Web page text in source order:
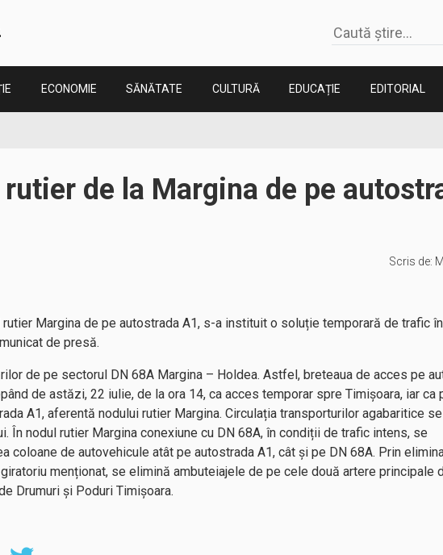
ECONOMIE SĂNĂTATE CULTURĂ EDUCAȚIE EDITORIAL
de la Margina de pe
Scris de:
Margina de pe autostrada A1, s-a instituit o soluție temporară de trafic
de presă.
de pe sectorul DN 68A Margina – Holdea. Astfel, breteaua de acces pe
de astăzi, 22 iulie, de la ora 14, ca acces temporar spre Timișoara, iar ca
A1, aferentă nodului rutier Margina. Circulația transporturilor agabaritice
În nodul rutier Margina conexiune cu DN 68A, în condiții de trafic intens, se
coloane de autovehicule atât pe autostrada A1, cât și pe DN 68A. Prin
menționat, se elimină ambuteiajele de pe cele două artere principale
Drumuri și Poduri Timișoara.